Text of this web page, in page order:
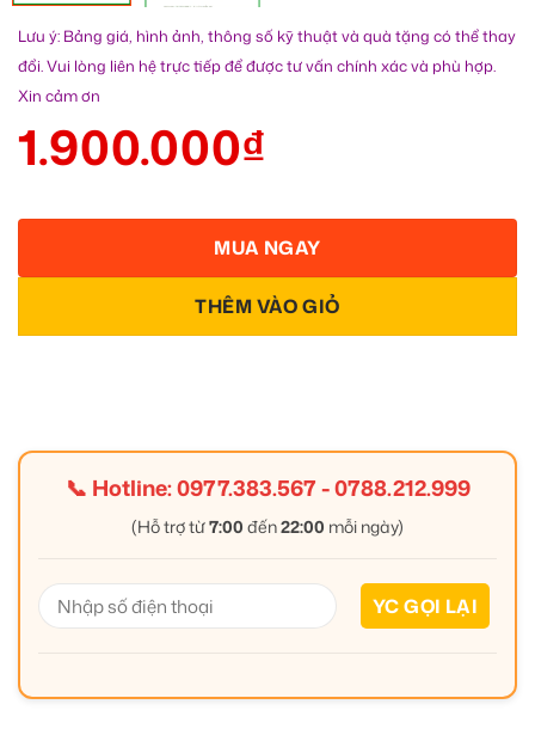
Lưu ý: Bảng giá, hình ảnh, thông số kỹ thuật và quà tặng có thể thay
đổi. Vui lòng liên hệ trực tiếp để được tư vấn chính xác và phù hợp.
Xin cảm ơn
1.900.000₫
THÊM VÀO GIỎ
MUA NGAY
📞 Hotline:0977.383.567-0788.212.999
(Hỗ trợ từ7:00 đến22:00 mỗi ngày)